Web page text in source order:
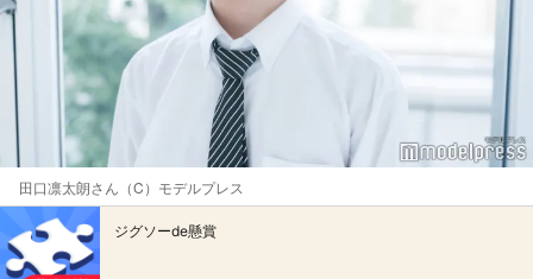
田口凛太朗さん（C）モデルプレス
ジグソーde懸賞